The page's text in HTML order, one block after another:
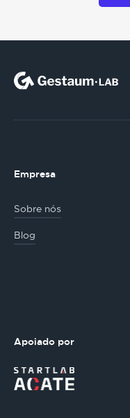
Empresa
Sobre nós
Blog
Apoiado por